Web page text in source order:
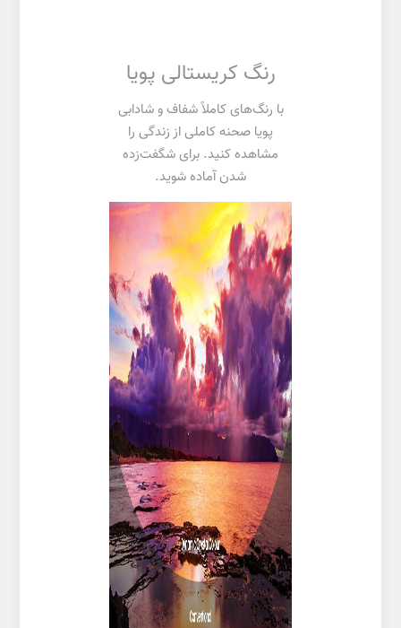
رنگ کریستالی پویا
با رنگ‌های کاملاً شفاف و شادابی
پویا صحنه کاملی از زندگی را
مشاهده کنید. برای شگفت‌زده
شدن آماده شوید.